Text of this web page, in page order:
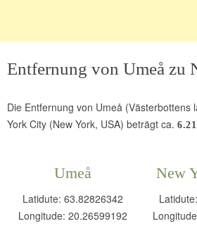
Entfernung von Umeå zu
Die Entfernung von Umeå (Västerbottens
York City (New York, USA) beträgt ca.
Umeå
Latidute: 63.82826342
Longitude: 20.26599192
New